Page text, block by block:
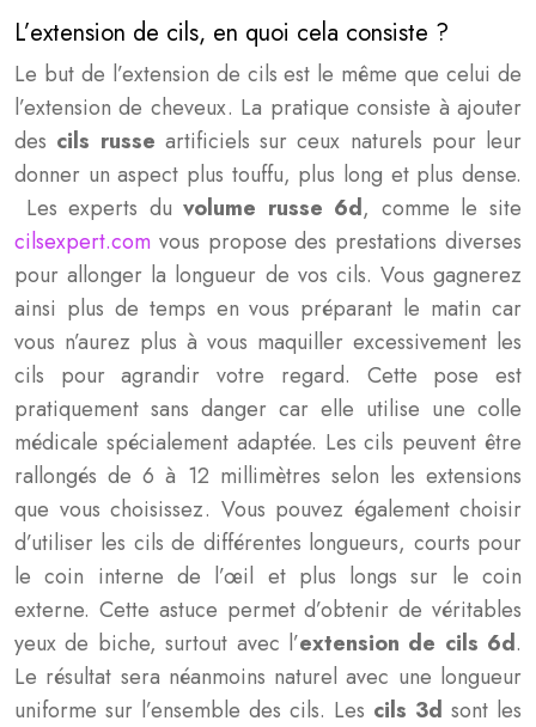
L’extension de cils, en quoi cela consiste ?
Le but de l’extension de cils est le même que celui de
l’extension de cheveux. La pratique consiste à ajouter
des cils russe artificiels sur ceux naturels pour leur
donner un aspect plus touffu, plus long et plus dense.
Les experts duvolume russe 6d, comme le site
cilsexpert.com vous propose des prestations diverses
pour allonger la longueur de vos cils. Vous gagnerez
ainsi plus de temps en vous préparant le matin car
vous n’aurez plus à vous maquiller excessivement les
cils pour agrandir votre regard. Cette pose est
pratiquement sans danger car elle utilise une colle
médicale spécialement adaptée. Les cils peuvent être
rallongés de 6 à 12 millimètres selon les extensions
que vous choisissez. Vous pouvez également choisir
d’utiliser les cils de différentes longueurs, courts pour
le coin interne de l’œil et plus longs sur le coin
externe. Cette astuce permet d’obtenir de véritables
yeux de biche, surtout avec l’extension de cils 6d.
Le résultat sera néanmoins naturel avec une longueur
uniforme sur l’ensemble des cils. Les cils 3d sont les